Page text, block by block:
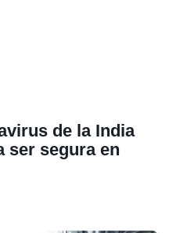
de la India
ser segura en